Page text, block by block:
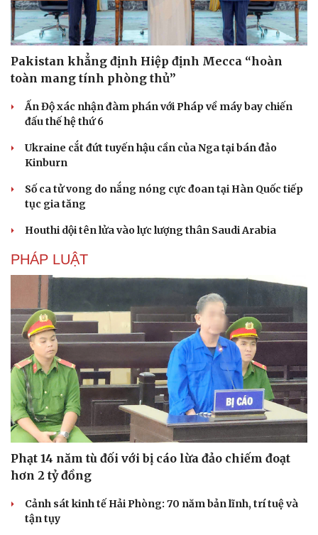
Du lịch
Tư vấn
Săn Tour
check-in
Podcast
Câu chuyện thời sự
Đọc truyện đêm khuya
Cửa sổ tình yêu
Kể chuyện cho bé
Hạt giống tâm hồn
Pakistan khẳng định Hiệp định Mecca “hoàn
toàn mang tính phòng thủ”
Ấn Độ xác nhận đàm phán với Pháp về máy bay chiến
đấu thế hệ thứ 6
Ukraine cắt đứt tuyến hậu cần của Nga tại bán đảo
Kinburn
Số ca tử vong do nắng nóng cực đoan tại Hàn Quốc tiếp
tục gia tăng
Houthi dội tên lửa vào lực lượng thân Saudi Arabia
PHÁP LUẬT
Phạt 14 năm tù đối với bị cáo lừa đảo chiếm đoạt
hơn 2 tỷ đồng
Cảnh sát kinh tế Hải Phòng: 70 năm bản lĩnh, trí tuệ và
tận tụy